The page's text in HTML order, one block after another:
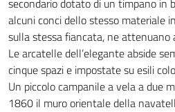
secondario dotato di un timpano in
alcuni conci dello stesso materiale
sulla stessa fiancata, ne attenuano
Le arcatelle dell’elegante abside
cinque spazi e impostate su esili
Un piccolo campanile a vela a due
1860 il muro orientale della